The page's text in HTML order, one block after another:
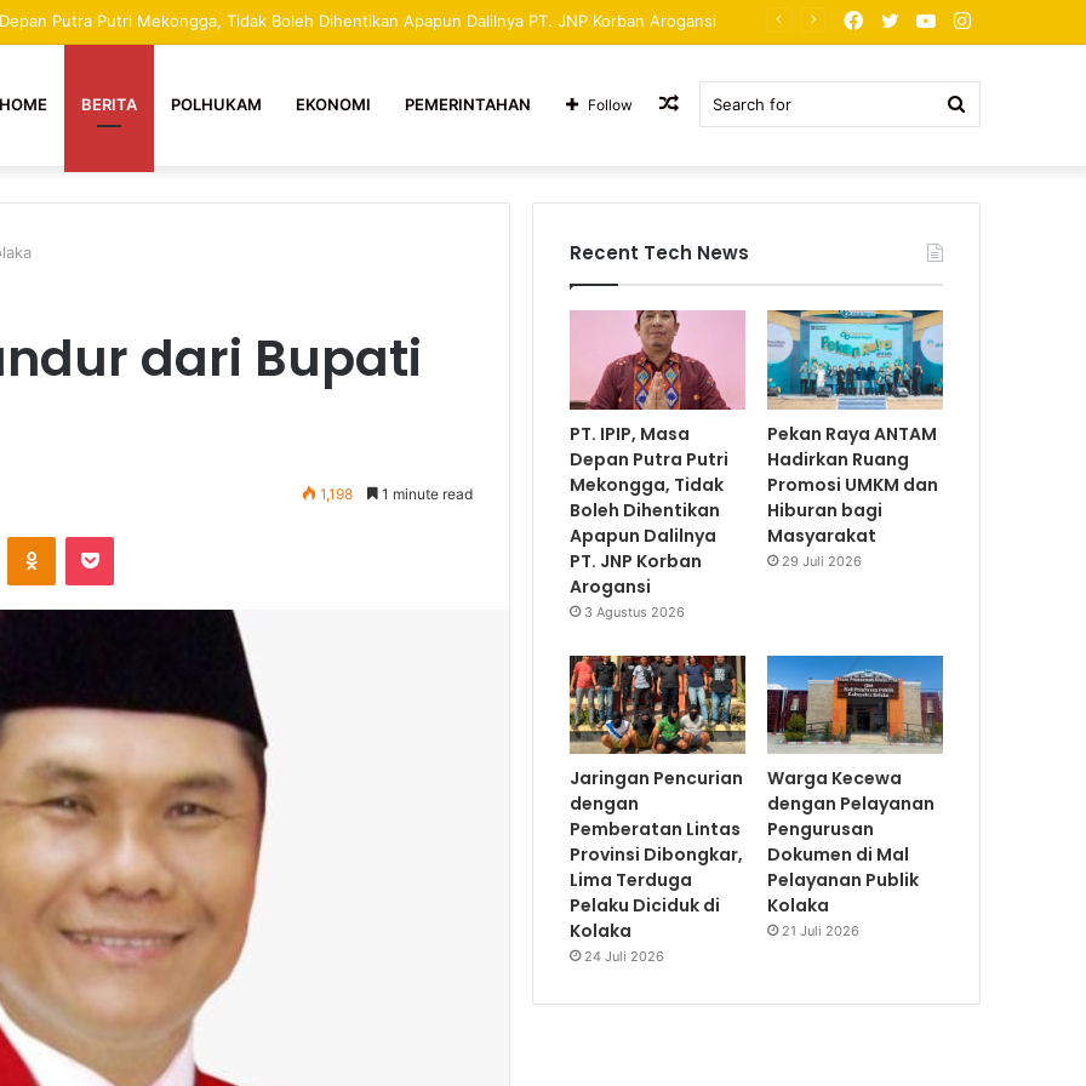
Depan Putra Putri Mekongga, Tidak Boleh Dihentikan Apapun Dalilnya PT. JNP Korban Arogansi YouTube
Twitter
Facebook
HOME BERITA POLHUKAM EKONOMI PEMERINTAHAN Random
Follow
dari Bupati
1,198 1 minute read
Recent Tech News
PT. IPIP, Masa
Depan Putra Putri
Mekongga, Tidak
Boleh Dihentikan
Apapun Dalilnya
PT. JNP Korban
Arogansi
3 Agustus 2026
Pekan Raya ANTAM
Hadirkan Ruang
Promosi UMKM dan
Hiburan bagi
Masyarakat
29 Juli 2026
Jaringan Pencurian
dengan
Pemberatan Lintas
Provinsi Dibongkar,
Lima Terduga
Pelaku Diciduk di
Kolaka
24 Juli 2026
Warga Kecewa
dengan Pelayanan
Pengurusan
Dokumen di Mal
Pelayanan Publik
Kolaka
21 Juli 2026